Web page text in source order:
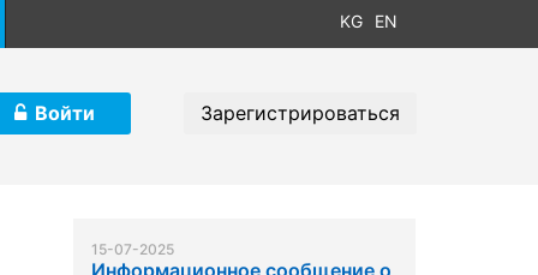
KG EN
Войти Зарегистрироваться
15-07-2025
Информационное сообщение о